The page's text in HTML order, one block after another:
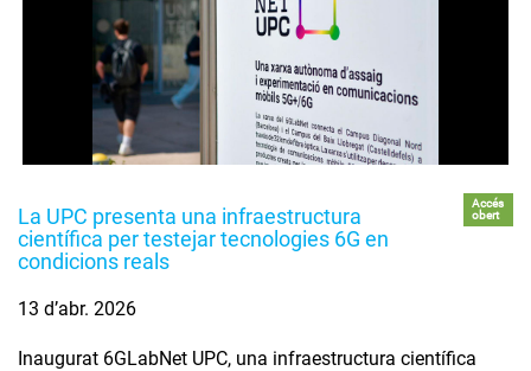
La UPC presenta una infraestructura
científica per testejar tecnologies 6G en
condicions reals
Accés
obert
13 d’abr. 2026
Inaugurat 6GLabNet UPC, una infraestructura científica